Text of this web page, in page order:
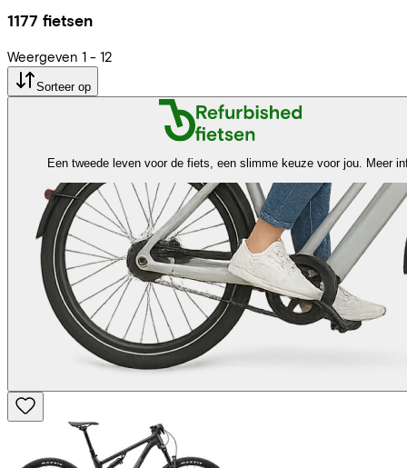
1177 fietsen
Weergeven 1 - 12
Sorteer op
Een tweede leven voor de fiets, een slimme keuze voor jou. Meer